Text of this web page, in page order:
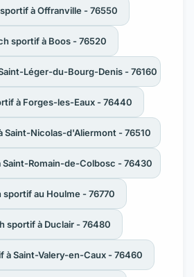
à Offranville - 76550
sportif à Boos - 76520
Léger-du-Bourg-Denis - 76160
à Forges-les-Eaux - 76440
Saint-Nicolas-d'Aliermont - 76510
Saint-Romain-de-Colbosc - 76430
sportif au Houlme - 76770
sportif à Duclair - 76480
à Saint-Valery-en-Caux - 76460